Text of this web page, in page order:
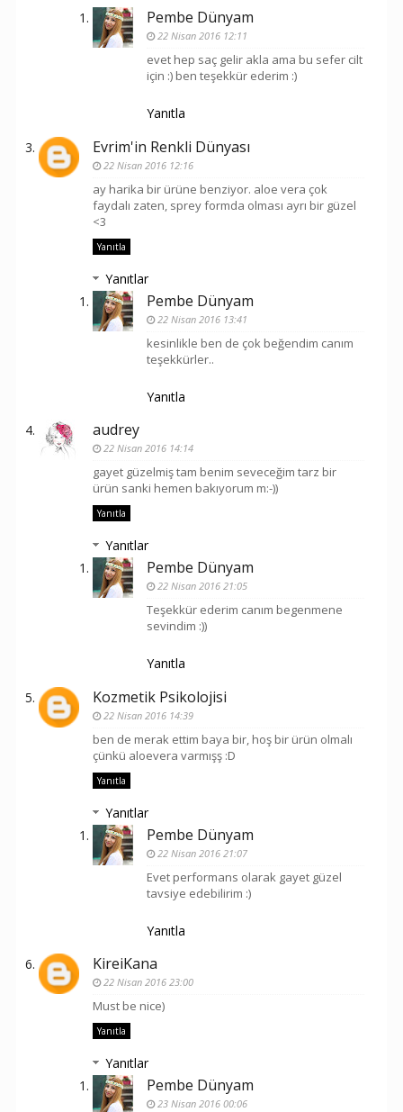
Pembe Dünyam
22 Nisan 2016 12:11
evet hep saç gelir akla ama bu sefer cilt
için :) ben teşekkür ederim :)
Yanıtla
Evrim'in Renkli Dünyası
22 Nisan 2016 12:16
ay harika bir ürüne benziyor. aloe vera çok
faydalı zaten, sprey formda olması ayrı bir güzel
<3
Yanıtla
Yanıtlar
Pembe Dünyam
22 Nisan 2016 13:41
kesinlikle ben de çok beğendim canım
teşekkürler..
Yanıtla
audrey
22 Nisan 2016 14:14
gayet güzelmiş tam benim seveceğim tarz bir
ürün sanki hemen bakıyorum m:-))
Yanıtla
Yanıtlar
Pembe Dünyam
22 Nisan 2016 21:05
Teşekkür ederim canım begenmene
sevindim :))
Yanıtla
Kozmetik Psikolojisi
22 Nisan 2016 14:39
ben de merak ettim baya bir, hoş bir ürün olmalı
çünkü aloevera varmışş :D
Yanıtla
Yanıtlar
Pembe Dünyam
22 Nisan 2016 21:07
Evet performans olarak gayet güzel
tavsiye edebilirim :)
Yanıtla
KireiKana
22 Nisan 2016 23:00
Must be nice)
Yanıtla
Yanıtlar
Pembe Dünyam
23 Nisan 2016 00:06